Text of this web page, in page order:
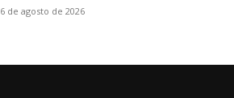
6 de agosto de 2026